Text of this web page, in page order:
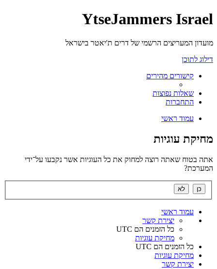
YtseJammers Israel
מועדון המעריצים הרשמי של דרים ת'יאטר בישראל
דילוג לתוכן
קישורים מהירים
שאלות נפוצות
התחברות
עמוד ראשי
מחיקת עוגיות
אתה בטוח שאתה רוצה למחוק את כל העוגיות אשר נקבעו על־ידי
המערכת?
עמוד ראשי
יצירת קשר
כל הזמנים הם UTC
מחיקת עוגיות
כל הזמנים הם UTC
מחיקת עוגיות
יצירת קשר